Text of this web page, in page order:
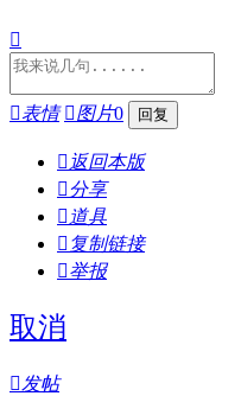

表情 图片0
 返回本版
分享
 道具
 复制链接
举报
取消
发帖